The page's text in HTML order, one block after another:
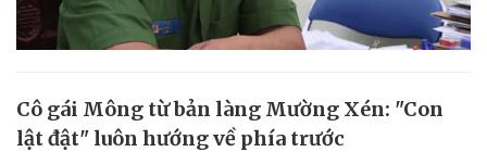
Cô gái Mông từ bản làng Mường Xén: "Con
lật đật" luôn hướng về phía trước